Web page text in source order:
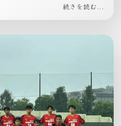
続きを読む...